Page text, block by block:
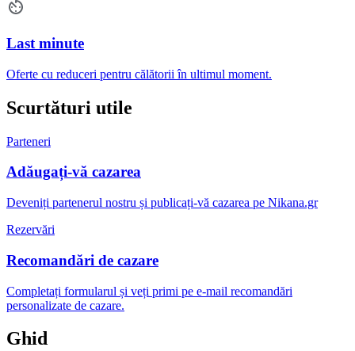
Last minute
Oferte cu reduceri pentru călătorii în ultimul moment.
Scurtături utile
Parteneri
Adăugați-vă cazarea
Deveniți partenerul nostru și publicați-vă cazarea pe Nikana.gr
Rezervări
Recomandări de cazare
Completați formularul și veți primi pe e-mail recomandări
personalizate de cazare.
Ghid